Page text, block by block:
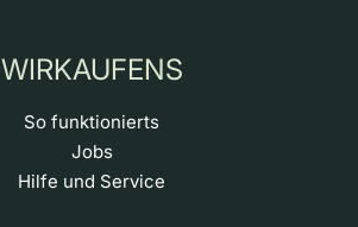
WIRKAUFENS
So funktionierts
Jobs
Hilfe und Service